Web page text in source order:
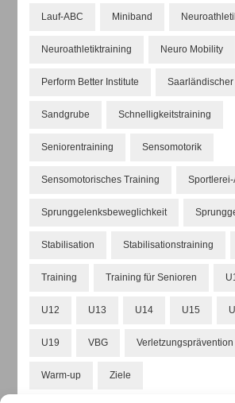
Lauf-ABC Miniband
Neuroathletiktraining Neuro Mobility
Perform Better Institute
Sandgrube Schnelligkeitstraining
Seniorentraining Sensomotorik
Sensomotorisches Training
Sprunggelenksbeweglichkeit
Stabilisation Stabilisationstraining
Training Training für Senioren
U12 U13 U14 U15
U19 VBG Verletzungsprävention
Warm-up Ziele